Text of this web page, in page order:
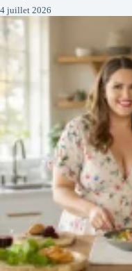
4 juillet 2026